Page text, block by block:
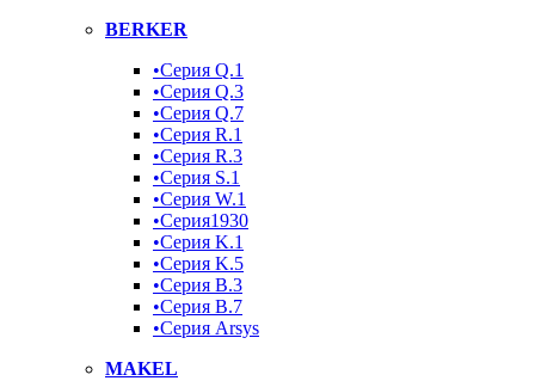
BERKER
•Серия Q.1
•Серия Q.3
•Серия Q.7
•Серия R.1
•Серия R.3
•Серия S.1
•Серия W.1
•Серия1930
•Серия K.1
•Серия K.5
•Серия B.3
•Серия B.7
•Серия Arsys
MAKEL